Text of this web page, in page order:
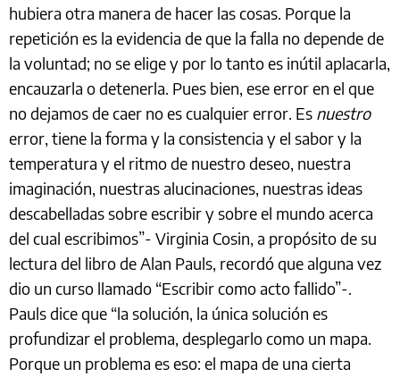
hubiera otra manera de hacer las cosas. Porque la
repetición es la evidencia de que la falla no depende de
la voluntad; no se elige y por lo tanto es inútil aplacarla,
encauzarla o detenerla. Pues bien, ese error en el que
no dejamos de caer no es cualquier error. Es nuestro
error, tiene la forma y la consistencia y el sabor y la
temperatura y el ritmo de nuestro deseo, nuestra
imaginación, nuestras alucinaciones, nuestras ideas
descabelladas sobre escribir y sobre el mundo acerca
del cual escribimos”- Virginia Cosin, a propósito de su
lectura del libro de Alan Pauls, recordó que alguna vez
dio un curso llamado “Escribir como acto fallido”-.
Pauls dice que “la solución, la única solución es
profundizar el problema, desplegarlo como un mapa.
Porque un problema es eso: el mapa de una cierta